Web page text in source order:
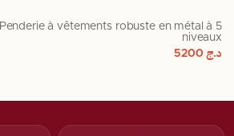
Penderie à vêtements robuste en métal à 5
niveaux
د.ج5200